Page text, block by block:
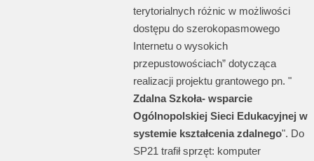
terytorialnych różnic w możliwości
dostępu do szerokopasmowego
Internetu o wysokich
przepustowościach” dotycząca
realizacji projektu grantowego pn. "
Zdalna Szkoła- wsparcie
Ogólnopolskiej Sieci Edukacyjnej w
systemie kształcenia zdalnego". Do
SP21 trafił sprzęt: komputer